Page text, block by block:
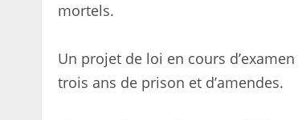
mortels.
Un projet de loi en cours
trois ans de prison et d’amendes.